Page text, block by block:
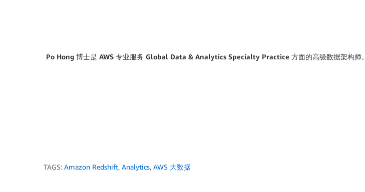
Po Hong 博士是 AWS 专业服务 Global Data & Analytics Specialty Practice 方面的高级数据架构师。
TAGS: Amazon Redshift, Analytics, AWS 大数据